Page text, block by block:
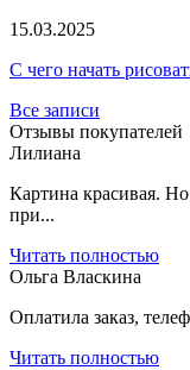
15.03.2025
С чего начать
Все записи
Отзывы покупателей
Лилиана
Картина красивая.
при...
Читать полностью
Ольга Власкина
Оплатила заказ,
Читать полностью